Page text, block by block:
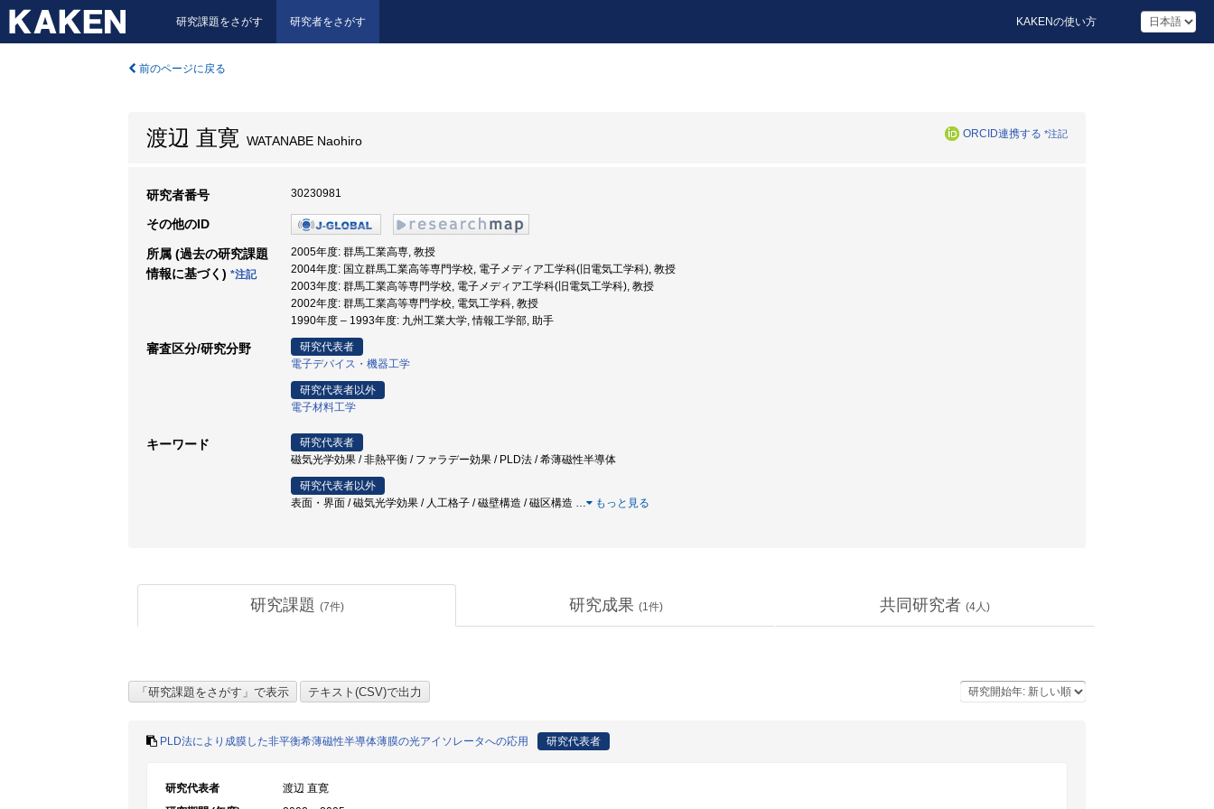
研究課題をさがす 研究者をさがす KAKENの使い方
前のページに戻る
渡辺 直寛 WATANABE Naohiro ORCID連携する *注記
研究者番号 30230981
その他のID
所属 (過去の研究課題
情報に基づく) *注記
2005年度: 群馬工業高専, 教授
2004年度: 国立群馬工業高等専門学校, 電子メディア工学科(旧電気工学科), 教授
2003年度: 群馬工業高等専門学校, 電子メディア工学科(旧電気工学科), 教授
2002年度: 群馬工業高等専門学校, 電気工学科, 教授
1990年度 – 1993年度: 九州工業大学, 情報工学部, 助手
審査区分/研究分野
研究代表者
電子デバイス・機器工学
研究代表者以外
電子材料工学
キーワード
研究代表者
磁気光学効果 / 非熱平衡 / ファラデー効果 / PLD法 / 希薄磁性半導体
研究代表者以外
表面・界面 / 磁気光学効果 / 人工格子 / 磁壁構造 / 磁区構造 … もっと見る
研究課題 (7件) 研究成果 (1件) 共同研究者 (4人)
PLD法により成膜した非平衡希薄磁性半導体薄膜の光アイソレータへの応用 研究代表者
研究代表者
渡辺 直寛